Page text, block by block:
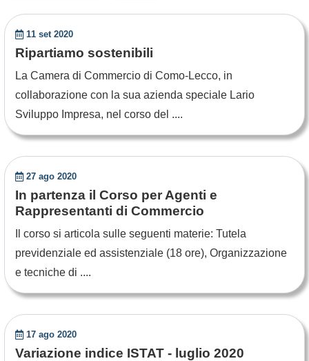
11 set 2020
Ripartiamo sostenibili
La Camera di Commercio di Como-Lecco, in
collaborazione con la sua azienda speciale Lario
Sviluppo Impresa, nel corso del ....
27 ago 2020
In partenza il Corso per Agenti e
Rappresentanti di Commercio
Il corso si articola sulle seguenti materie: Tutela
previdenziale ed assistenziale (18 ore), Organizzazione
e tecniche di ....
17 ago 2020
Variazione indice ISTAT - luglio 2020